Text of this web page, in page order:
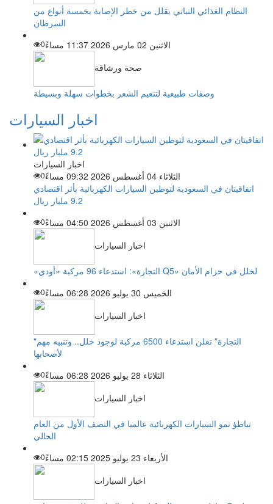
النظام الغذائي النباتي يقلل من خطر الإصابة بخمسة أنواع من
السرطان
الاثنين 02 مارس 2026 11:37 مساءً
0
صحة ورشاقة
وصفات طبيعية لتنعيم الشعر بخطوات سهلة وبسيطة
اخبار السيارات
اخبار السيارات
الثلاثاء 04 أغسطس 2026 09:32 مساءً
0
اتفاقيتان في السعودية لتوطين السيارات الكهربائية بأثر اقتصادي
9.2 مليار ريال
الاثنين 03 أغسطس 2026 04:50 مساءً
0
اخبار السيارات
«التجارة»: استدعاء 96 مركبة «أودي Q5» لخلل في حزام الأمان
الخميس 30 يوليو 2026 06:28 مساءً
0
اخبار السيارات
"التجارة" تعلن استدعاء 6500 مركبة لوجود خلل.. وتنبيه مهم
لأصحابها
الثلاثاء 28 يوليو 2026 06:28 مساءً
0
اخبار السيارات
تباطؤ نمو السيارات الكهربائية عالميا في النصف الأول من العام
الحالي
الأربعاء 23 يوليو 2025 02:15 مساءً
0
اخبار السيارات